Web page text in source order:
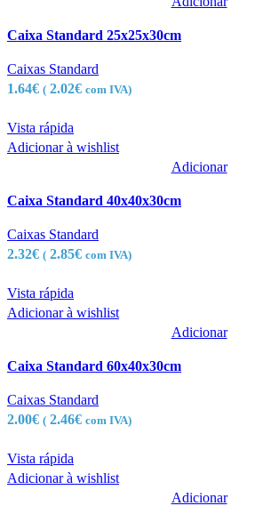
Caixa Standard 25x25x30cm
Caixas Standard
1.64€ ( 2.02€ com IVA)
Vista rápida
Adicionar à wishlist
Adicionar
Caixa Standard 40x40x30cm
Caixas Standard
2.32€ ( 2.85€ com IVA)
Vista rápida
Adicionar à wishlist
Adicionar
Caixa Standard 60x40x30cm
Caixas Standard
2.00€ ( 2.46€ com IVA)
Vista rápida
Adicionar à wishlist
Adicionar